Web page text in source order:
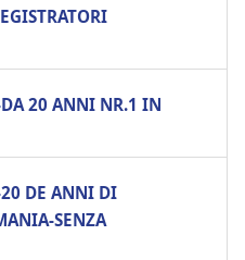
DA 20 ANNI NR.1 IN
20 DE ANNI DI
SENZA